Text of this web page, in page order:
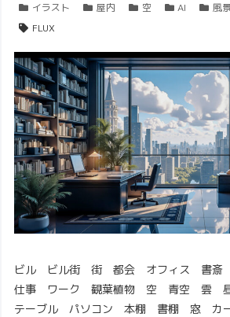
イラスト 屋内 空 AI 風
FLUX
ビル ビル街 街 都会 オフィス 書
仕事 ワーク 観葉植物 空 青空 雲
テーブル パソコン 本棚 書棚 窓 カ